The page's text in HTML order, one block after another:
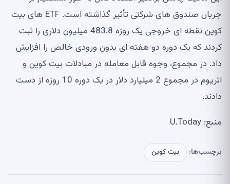
جریان صندوق های شرکتی تأثیر گذاشته است. ETF های بیت
کوین نقطه ای خروجی یک روزه 483.8 میلیون دلاری را ثبت
کردند که یک دوره دو هفته ای بدون ورودی خالص را افزایش
داد. در مجموع، وجوه قابل معامله در مبادلات بیت کوین و
اتریوم در مجموع 2 میلیارد دلار در یک دوره 10 روزه از دست
دادند.
منبع: U.Today
برچسب‌ها: بیت کوین